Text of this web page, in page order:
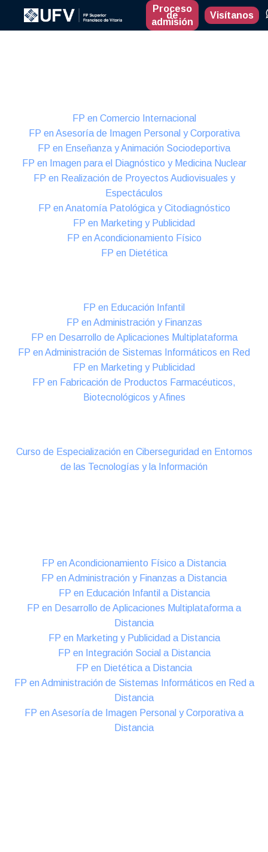
Proceso
de
admisión
Visítanos
FP en Comercio Internacional
FP en Asesoría de Imagen Personal y Corporativa
FP en Enseñanza y Animación Sociodeportiva
FP en Imagen para el Diagnóstico y Medicina Nuclear
FP en Realización de Proyectos Audiovisuales y
Espectáculos
FP en Anatomía Patológica y Citodiagnóstico
FP en Marketing y Publicidad
FP en Acondicionamiento Físico
FP en Dietética
FP en Educación Infantil
FP en Administración y Finanzas
FP en Desarrollo de Aplicaciones Multiplataforma
FP en Administración de Sistemas Informáticos en Red
FP en Marketing y Publicidad
FP en Fabricación de Productos Farmacéuticos,
Biotecnológicos y Afines
Curso de Especialización en Ciberseguridad en Entornos
de las Tecnologías y la Información
FP en Acondicionamiento Físico a Distancia
FP en Administración y Finanzas a Distancia
FP en Educación Infantil a Distancia
FP en Desarrollo de Aplicaciones Multiplataforma a
Distancia
FP en Marketing y Publicidad a Distancia
FP en Integración Social a Distancia
FP en Dietética a Distancia
FP en Administración de Sistemas Informáticos en Red a
Distancia
FP en Asesoría de Imagen Personal y Corporativa a
Distancia